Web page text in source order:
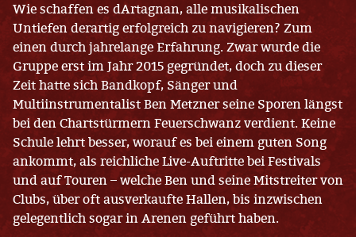
Wie schaffen es dArtagnan, alle musikalischen
Untiefen derartig erfolgreich zu navigieren? Zum
einen durch jahrelange Erfahrung. Zwar wurde die
Gruppe erst im Jahr 2015 gegründet, doch zu dieser
Zeit hatte sich Bandkopf, Sänger und
Multiinstrumentalist Ben Metzner seine Sporen längst
bei den Chartstürmern Feuerschwanz verdient. Keine
Schule lehrt besser, worauf es bei einem guten Song
ankommt, als reichliche Live-Auftritte bei Festivals
und auf Touren – welche Ben und seine Mitstreiter von
Clubs, über oft ausverkaufte Hallen, bis inzwischen
gelegentlich sogar in Arenen geführt haben.